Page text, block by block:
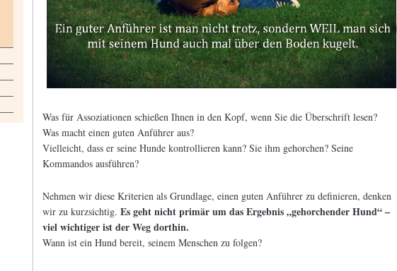
Was für Assoziationen schießen Ihnen in den Kopf, wenn Sie die Überschrift lesen?
Was macht einen guten Anführer aus?
Vielleicht, dass er seine Hunde kontrollieren kann? Sie ihm gehorchen? Seine
Kommandos ausführen?
Nehmen wir diese Kriterien als Grundlage, einen guten Anführer zu definieren, denken
wir zu kurzsichtig. Es geht nicht primär um das Ergebnis „gehorchender Hund“ –
viel wichtiger ist der Weg dorthin.
Wann ist ein Hund bereit, seinem Menschen zu folgen?